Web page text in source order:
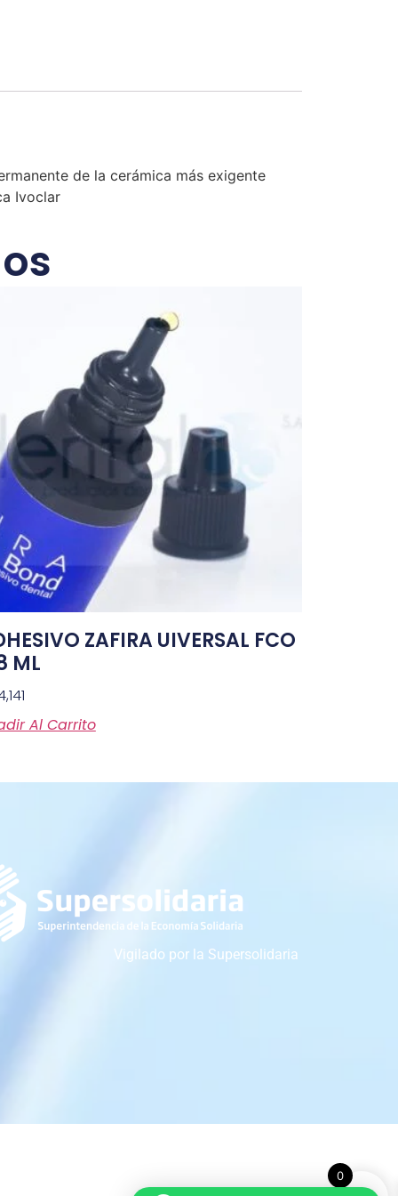
de la cerámica más exigente
Ivoclar
ZAFIRA UIVERSAL FCO
ML
Al Carrito
Vigilado por la Supersolidaria
0